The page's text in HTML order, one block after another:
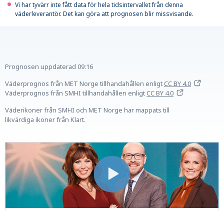
Vi har tyvärr inte fått data för hela tidsintervallet från denna
väderleverantör. Det kan göra att prognosen blir missvisande.
Prognosen uppdaterad 09:16
Väderprognos från MET Norge tillhandahållen enligtCC BY 4.0
Väderprognos från SMHI tillhandahållen enligtCC BY 4.0
Väderikoner från SMHI och MET Norge har mappats till
likvärdiga ikoner från Klart.